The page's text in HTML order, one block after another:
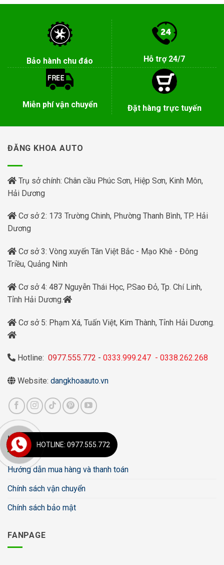
Bảo hành chu đáo Hỗ trợ 24/7
Miễn phí vận chuyển Đặt hàng trực tuyến
ĐĂNG KHOA AUTO
Trụ sở chính: Chân cầu Phúc Sơn, Hiệp Sơn, Kinh Môn,
Hải Dương
Cơ sở 2: 173 Trường Chinh, Phường Thanh Bình, TP. Hải
Dương
Cơ sở 3: Vòng xuyến Tân Việt Bắc - Mạo Khê - Đông
Triều, Quảng Ninh
Cơ sở 4: 487 Nguyễn Thái Học, P.Sao Đỏ, Tp. Chí Linh,
Tỉnh Hải Dương.
Cơ sở 5: Phạm Xá, Tuấn Việt, Kim Thành, Tỉnh Hải Dương.
Hotline: 0977.555.772 - 0333.999.247 - 0338.262.268
Website: dangkhoaauto.vn
HỖ TRỢ
Hướng dẫn mua hàng và thanh toán
Chính sách vận chuyển
Chính sách bảo mật
FANPAGE
HOTLINE: 0977.555.772